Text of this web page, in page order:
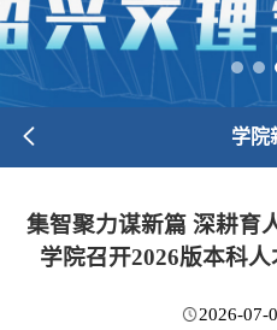
学院
集智聚力谋新篇 深耕
学院召开2026版本科
2026-07-